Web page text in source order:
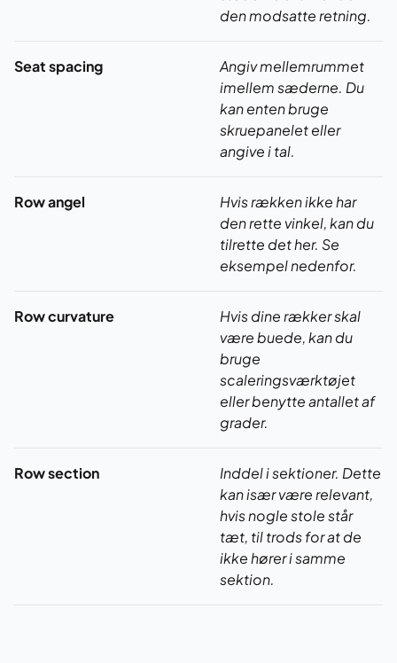
den modsatte retning.
Seat spacing
Angiv mellemrummet
imellem sæderne. Du
kan enten bruge
skruepanelet eller
angive i tal.
Row angel
Hvis rækken ikke har
den rette vinkel, kan du
tilrette det her. Se
eksempel nedenfor.
Row curvature
Hvis dine rækker skal
være buede, kan du
bruge
scaleringsværktøjet
eller benytte antallet af
grader.
Row section
Inddel i sektioner. Dette
kan især være relevant,
hvis nogle stole står
tæt, til trods for at de
ikke hører i samme
sektion.